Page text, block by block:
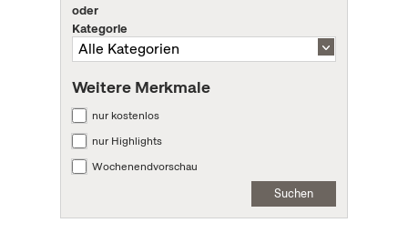
oder
Kategorie
Weitere Merkmale
nur kostenlos
nur Highlights
Wochenendvorschau
Suchen